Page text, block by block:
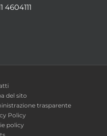
4604111
del sito
trasparente
Policy
policy